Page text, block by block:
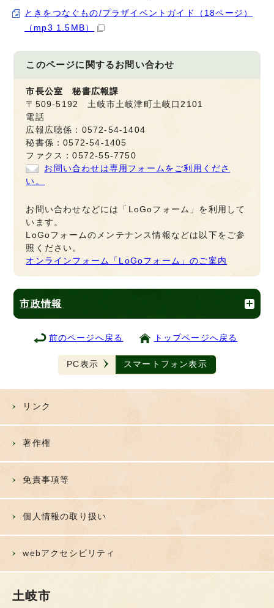
ときをつなぐもの/プラザイベントガイド（18ページ）
（mp3 1.5MB）
このページに関するお問い合わせ
市長公室 秘書広報課
〒509-5192 土岐市土岐津町土岐口2101
電話
広報広聴係：0572-54-1404
秘書係：0572-54-1405
ファクス：0572-55-7750
お問い合わせは専用フォームをご利用くださ
い。
お問い合わせなどには「LoGoフォーム」を利用して
います。
LoGoフォームのメンテナンス情報などは以下をご参
照ください。
オンラインフォーム「LoGoフォーム」のご案内
市政情報
前のページへ戻る トップページへ戻る
PC表示 スマートフォン表示
リンク
著作権
免責事項等
個人情報の取り扱い
webアクセシビリティ
土岐市